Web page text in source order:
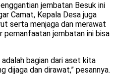
jembatan Besuk ini
Camat, Kepala Desa juga
serta menjaga dan merawat
pemanfaatan jembatan ini bisa
adalah bagian dari aset kita
dijaga dan dirawat,” pesannya.